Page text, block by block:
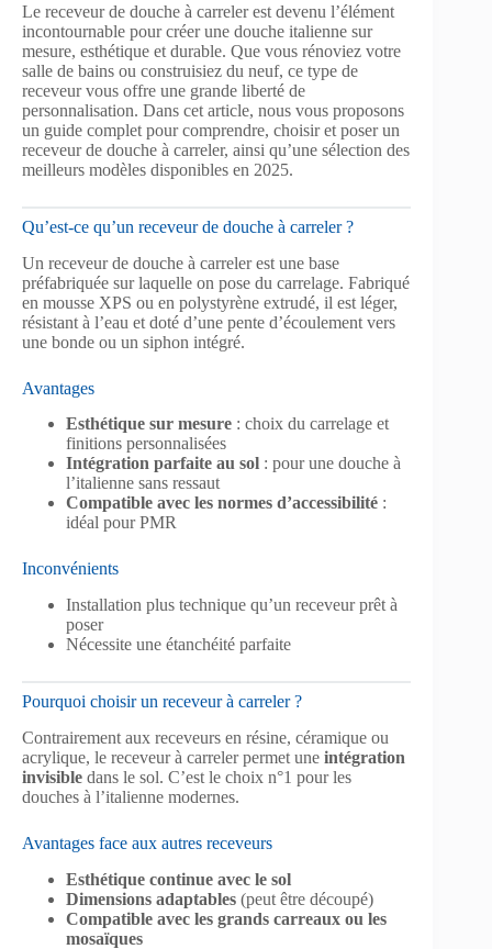
Le receveur de douche à carreler est devenu l’élément
incontournable pour créer une douche italienne sur
mesure, esthétique et durable. Que vous rénoviez votre
salle de bains ou construisiez du neuf, ce type de
receveur vous offre une grande liberté de
personnalisation. Dans cet article, nous vous proposons
un guide complet pour comprendre, choisir et poser un
receveur de douche à carreler, ainsi qu’une sélection des
meilleurs modèles disponibles en 2025.
Qu’est-ce qu’un receveur de douche à carreler ?
Un receveur de douche à carreler est une base
préfabriquée sur laquelle on pose du carrelage. Fabriqué
en mousse XPS ou en polystyrène extrudé, il est léger,
résistant à l’eau et doté d’une pente d’écoulement vers
une bonde ou un siphon intégré.
Avantages
Esthétique sur mesure : choix du carrelage et
finitions personnalisées
Intégration parfaite au sol : pour une douche à
l’italienne sans ressaut
Compatible avec les normes d’accessibilité :
idéal pour PMR
Inconvénients
Installation plus technique qu’un receveur prêt à
poser
Nécessite une étanchéité parfaite
Pourquoi choisir un receveur à carreler ?
Contrairement aux receveurs en résine, céramique ou
acrylique, le receveur à carreler permet une intégration
invisible dans le sol. C’est le choix n°1 pour les
douches à l’italienne modernes.
Avantages face aux autres receveurs
Esthétique continue avec le sol
Dimensions adaptables (peut être découpé)
Compatible avec les grands carreaux ou les
mosaïques